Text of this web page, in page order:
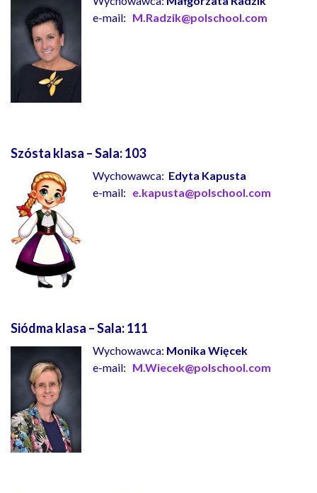
e-mail: M.Radzik@polschool.com
Szósta klasa – Sala:103
Wychowawca: Edyta Kapusta
e-mail: e.kapusta@polschool.com
Siódma klasa – Sala:111
Wychowawca: Monika Więcek
e-mail: M.Wiecek@polschool.com